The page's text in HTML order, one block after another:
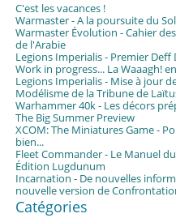
C'est les vacances !
Warmaster - A la poursuite du
Warmaster Évolution - Cahier
de l'Arabie
Legions Imperialis - Premier Deff
Work in progress... La Waaagh!
Legions Imperialis - Mise à jour
Modélisme de la Tribune de
Warhammer 40k - Les décors
The Big Summer Preview
XCOM: The Miniatures Game -
bien...
Fleet Commander - Le Manuel
Édition Lugdunum
Incarnation - De nouvelles
nouvelle version de
Catégories